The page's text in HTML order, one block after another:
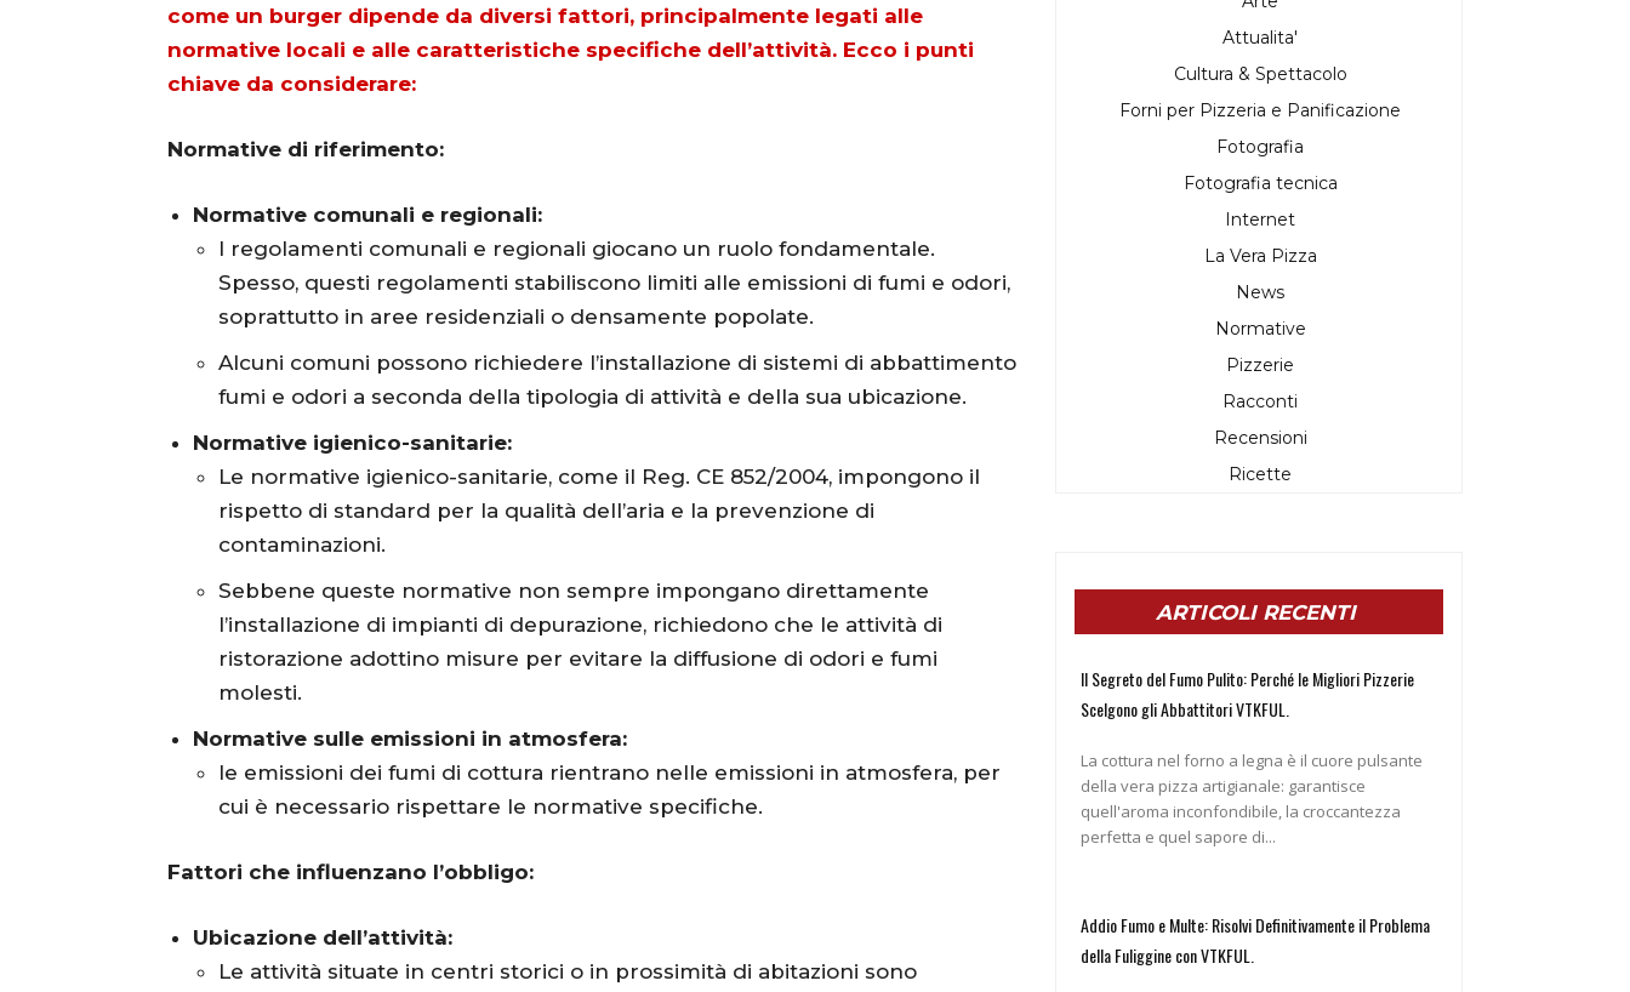
come un burger dipende da diversi fattori, principalmente legati alle
normative locali e alle caratteristiche specifiche dell’attività. Ecco i punti
chiave da considerare:
Normative di riferimento:
Normative comunali e regionali:
I regolamenti comunali e regionali giocano un ruolo fondamentale.
Spesso, questi regolamenti stabiliscono limiti alle emissioni di fumi e odori,
soprattutto in aree residenziali o densamente popolate.
Alcuni comuni possono richiedere l’installazione di sistemi di abbattimento
fumi e odori a seconda della tipologia di attività e della sua ubicazione.
Normative igienico-sanitarie:
Le normative igienico-sanitarie, come il Reg. CE 852/2004, impongono il
rispetto di standard per la qualità dell’aria e la prevenzione di
contaminazioni.
Sebbene queste normative non sempre impongano direttamente
l’installazione di impianti di depurazione, richiedono che le attività di
ristorazione adottino misure per evitare la diffusione di odori e fumi
molesti.
Normative sulle emissioni in atmosfera:
le emissioni dei fumi di cottura rientrano nelle emissioni in atmosfera, per
cui è necessario rispettare le normative specifiche.
Fattori che influenzano l’obbligo:
Ubicazione dell’attività:
Le attività situate in centri storici o in prossimità di abitazioni sono
Attualita'
Cultura & Spettacolo
Forni per Pizzeria e Panificazione
Fotografia
Fotografia tecnica
Internet
La Vera Pizza
News
Normative
Pizzerie
Racconti
Recensioni
Ricette
ARTICOLI RECENTI
Il Segreto del Fumo Pulito: Perché le Migliori Pizzerie
Scelgono gli Abbattitori VTKFUL.
La cottura nel forno a legna è il cuore pulsante
della vera pizza artigianale: garantisce
quell'aroma inconfondibile, la croccantezza
perfetta e quel sapore di...
Addio Fumo e Multe: Risolvi Definitivamente il Problema
della Fuliggine con VTKFUL.